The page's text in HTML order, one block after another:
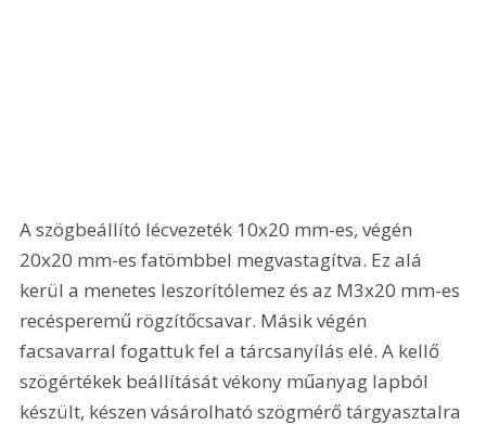
A szögbeállító lécvezeték 10x20 mm-es, végén
20x20 mm-es fatömbbel megvastagítva. Ez alá
kerül a menetes leszorítólemez és az M3x20 mm-es
recésperemű rögzítőcsavar. Másik végén
facsavarral fogattuk fel a tárcsanyílás elé. A kellő
szögértékek beállítását vékony műanyag lapból
készült, készen vásárolható szögmérő tárgyasztalra